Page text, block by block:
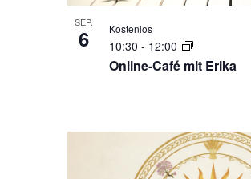
SEP.
6
Online-Café mit Erika
10:30 - 12:00
Kostenlos